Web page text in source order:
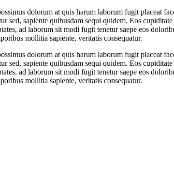
dolorum at quis harum laborum fugit placeat
sed, sapiente quibusdam sequi quidem. Eos
ad laborum sit modi fugit tenetur saepe eos
mollitia sapiente, veritatis consequatur.
dolorum at quis harum laborum fugit placeat
sed, sapiente quibusdam sequi quidem. Eos
ad laborum sit modi fugit tenetur saepe eos
mollitia sapiente, veritatis consequatur.